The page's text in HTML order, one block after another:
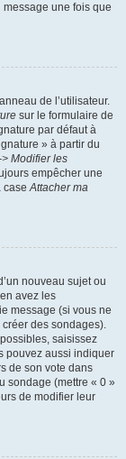
une fois que
de l’utilisateur.
sur le formulaire de
par défaut à
» à partir du
Modifier les
empêcher une
caseAttacher ma
nouveau sujet ou
avez les
message (si vous ne
créer des sondages).
saisissez
pouvez aussi indiquer
de son vote dans
sondage (mettre « 0 »
de modifier leur